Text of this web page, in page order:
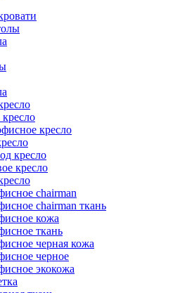
кресло
кресло
кресло
chairman
chairman ткань
кожа
ткань
черная кожа
черное
экокожа